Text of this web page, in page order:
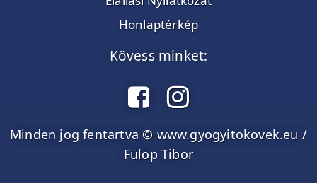
Honlaptérkép
Kövess minket:
Minden jog fentartva © www.gyogyitokovek.eu /
Fülöp Tibor